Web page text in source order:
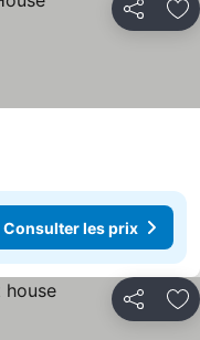
Partager
Consulter les prix
Partager